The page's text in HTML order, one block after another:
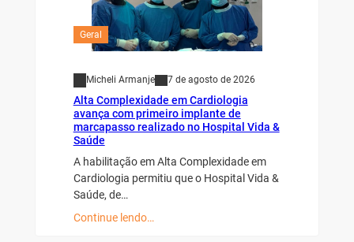
Geral
Micheli Armanje 7 de agosto de 2026
Alta Complexidade em Cardiologia
avança com primeiro implante de
marcapasso realizado no Hospital Vida &
Saúde
A habilitação em Alta Complexidade em
Cardiologia permitiu que o Hospital Vida &
Saúde, de…
Continue lendo…